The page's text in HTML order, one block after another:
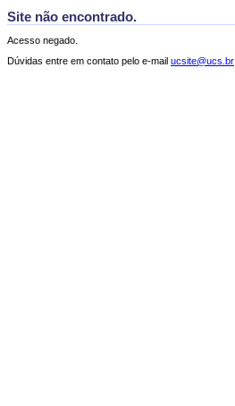
Site não encontrado.
Acesso negado.
Dúvidas entre em contato pelo e-mail ucsite@ucs.br